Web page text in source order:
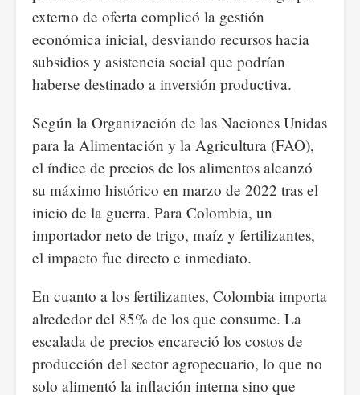
externo de oferta complicó la gestión
económica inicial, desviando recursos hacia
subsidios y asistencia social que podrían
haberse destinado a inversión productiva.
Según la Organización de las Naciones Unidas
para la Alimentación y la Agricultura (FAO),
el índice de precios de los alimentos alcanzó
su máximo histórico en marzo de 2022 tras el
inicio de la guerra. Para Colombia, un
importador neto de trigo, maíz y fertilizantes,
el impacto fue directo e inmediato.
En cuanto a los fertilizantes, Colombia importa
alrededor del 85% de los que consume. La
escalada de precios encareció los costos de
producción del sector agropecuario, lo que no
solo alimentó la inflación interna sino que